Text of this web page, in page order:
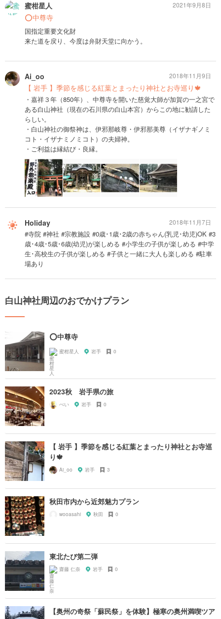
蜜柑星人
⭕️中尊寺
国指定重要文化財
来た道を戻り、今度は弁財天堂に向かう。
2021年9月8日
Ai_oo
【 岩手 】季節を感じる紅葉とまったり神社とお寺巡り🍁
・嘉祥３年（850年）、中尊寺を開いた慈覚大師が加賀の一之宮で
ある白山神社（現在の石川県の白山本宮）からこの地に勧請した
らしい。
・白山神社の御祭神は、伊邪那岐尊・伊邪那美尊（イザナギノミ
コト・イザナミノミコト）の夫婦神。
・ご利益は縁結び・良縁。
2018年11月9日
Holiday
#寺院 #神社 #宗教施設 #0歳･1歳･2歳の赤ちゃん(乳児･幼児)OK #3
歳･4歳･5歳･6歳(幼児)が楽しめる #小学生の子供が楽しめる #中学
生･高校生の子供が楽しめる #子供と一緒に大人も楽しめる #駐車
場あり
2018年11月7日
白山神社周辺のおでかけプラン
⭕️中尊寺
蜜柑星人 岩手 0
2023秋 岩手県の旅
ぺい 岩手 0
【 岩手 】季節を感じる紅葉とまったり神社とお寺巡
り🍁
Ai_oo 岩手 3
秋田市内から近郊魅力プラン
wooasahi 秋田 0
東北たび第二弾
齋藤 仁奈 岩手 0
【奥州の奇祭「蘇民祭」を体験】極寒の奥州満喫ツア